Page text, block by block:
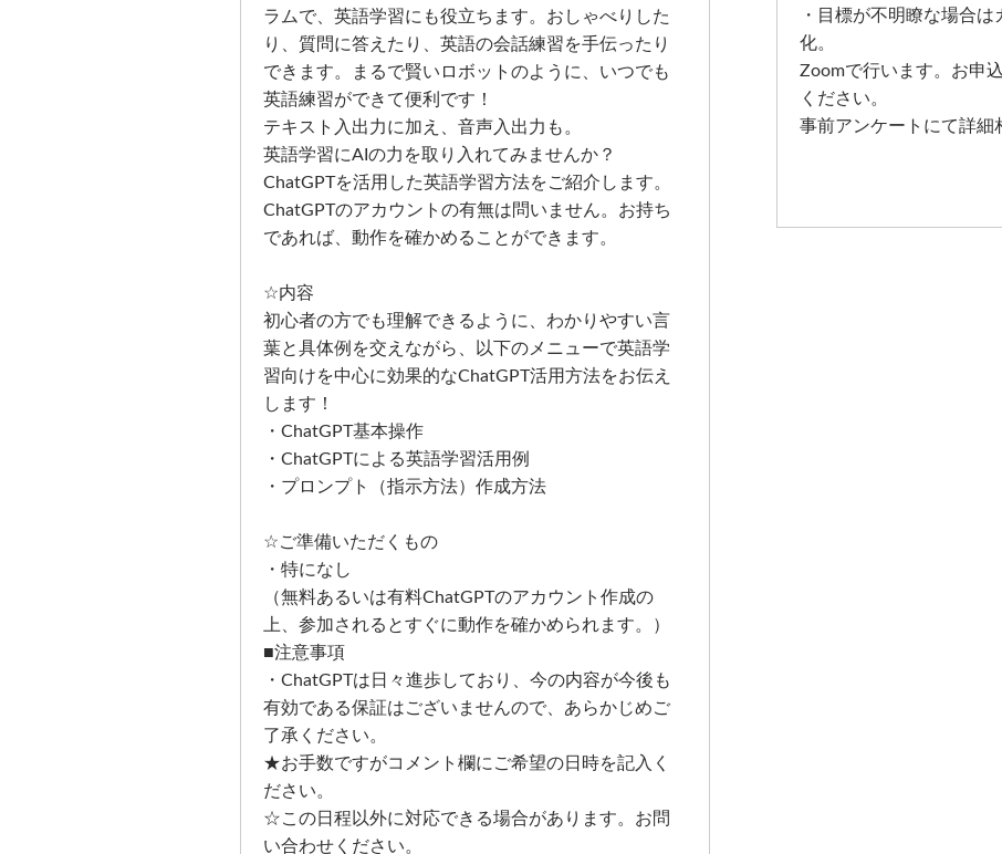
ラムで、英語学習にも役立ちます。おしゃべりした
り、質問に答えたり、英語の会話練習を手伝ったり
できます。まるで賢いロボットのように、いつでも
英語練習ができて便利です！
テキスト入出力に加え、音声入出力も。
英語学習にAIの力を取り入れてみませんか？
ChatGPTを活用した英語学習方法をご紹介します。
ChatGPTのアカウントの有無は問いません。お持ち
であれば、動作を確かめることができます。
☆内容
初心者の方でも理解できるように、わかりやすい言
葉と具体例を交えながら、以下のメニューで英語学
習向けを中心に効果的なChatGPT活用方法をお伝え
します！
・ChatGPT基本操作
・ChatGPTによる英語学習活用例
・プロンプト（指示方法）作成方法
☆ご準備いただくもの
・特になし
（無料あるいは有料ChatGPTのアカウント作成の
上、参加されるとすぐに動作を確かめられます。）
■注意事項
・ChatGPTは日々進歩しており、今の内容が今後も
有効である保証はございませんので、あらかじめご
了承ください。
★お手数ですがコメント欄にご希望の日時を記入く
ださい。
☆この日程以外に対応できる場合があります。お問
い合わせください。
・目標が不明瞭な場合
化。
Zoomで行います。お申
ください。
事前アンケートにて詳細